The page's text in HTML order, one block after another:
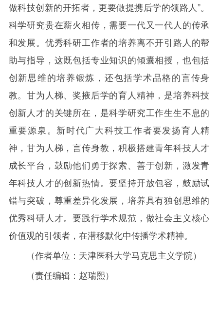
做科技创新的开拓者，更要做提携后学的领路人”。
科学研究贵在薪火相传，需要一代又一代人的传承
和发展。优秀科研工作者的培养离不开引路人的帮
助与指导，这既包括专业知识的倾囊相授，也包括
创新思维的培养锻炼，还包括学术品格的言传身
教。甘为人梯、奖掖后学的育人精神，是培养科技
创新人才的关键所在，是科学研究工作生生不息的
重要源泉。新时代广大科技工作者要发扬育人精
神，甘为人梯，言传身教，积极搭建青年科技人才
成长平台，鼓励他们勇于探索、善于创新，激发青
年科技人才的创新热情。要坚持开放包容，鼓励试
错与突破，尊重差异化发展，培养具有独创思维的
优秀科研人才。要践行学术规范，做社会主义核心
价值观的引领者，在潜移默化中传播学术精神。
（作者单位：天津医科大学马克思主义学院）
（责任编辑：赵瑞熙）